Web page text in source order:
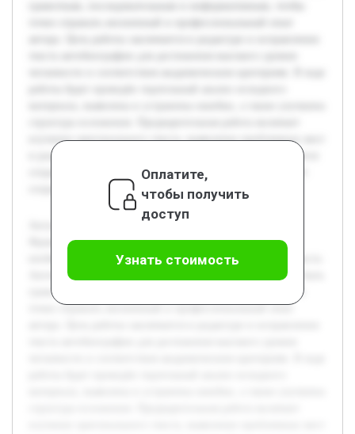
изучение оригинального текста, выявление проблемных мест
и разработку стратегии их исправления. Также учитывается
сохранение индивидуального стиля автора, что позволяет
сохранить аутентичность документа.
Французовой Снежаны Викторовны обусловлена
необходимостью улучшения качества представляемого текста.
Автобиография — ключевой документ, который должен быть
грамотным, последовательным и информативным, чтобы
точно отражать жизненный и профессиональный опыт
Оплатите,
чтобы получить
доступ
Узнать стоимость